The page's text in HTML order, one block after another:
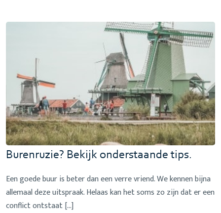
Burenruzie? Bekijk onderstaande tips.
Een goede buur is beter dan een verre vriend. We kennen bijna
allemaal deze uitspraak. Helaas kan het soms zo zijn dat er een
conflict ontstaat […]